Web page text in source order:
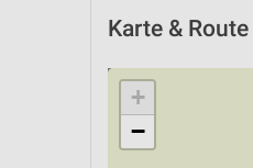
Karte & Route
+
−